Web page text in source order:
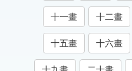
單字索引
生命大百科索引
遊戲專區
十一畫 十二畫
十五畫 十六畫